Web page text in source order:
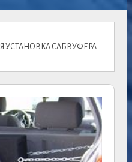
УСТАНОВКА САБВУФЕРА